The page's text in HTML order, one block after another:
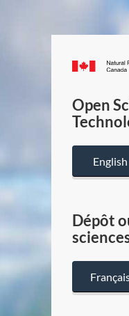
Open
English
Dépôt